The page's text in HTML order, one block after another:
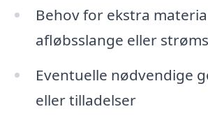
Behov for ekstra
afløbsslange eller
Eventuelle nødvendige
eller tilladelser